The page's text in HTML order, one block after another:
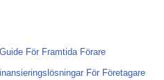
För Framtida Förare
För Företagare